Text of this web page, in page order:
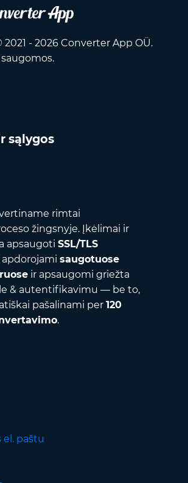
- 2026 Converter App OÜ.
sąlygos
rimtai
žingsnyje. Įkėlimai ir
apsaugoti SSL/TLS
apdorojami saugotuose
ir apsaugomi griežta
& autentifikavimu — be to,
pašalinami per 120
.
el. paštu